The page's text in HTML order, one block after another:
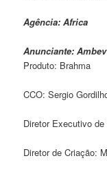
Agência: Africa
Anunciante: Ambev
Produto: Brahma
CCO: Sergio
Diretor Executivo
Diretor de Criação: